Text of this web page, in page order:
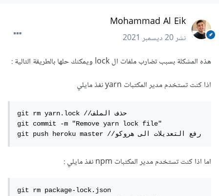
Mohammad Al Eik
نشر20 ديسمبر 2021
هذه المشكلة بسبب تضارب ملفات ال lock ويمكنك حلها بالطريقة التالية :
اذا كنت تستخدم مدير المكتبات yarn نفذ مايلي
git rm yarn.lock //حذف الملف
git commit -m "Remove yarn lock file"
git push heroku master //رفع التعديلات الى هروكو
اما اذا كنت تستخدم مدير المكتبات npm نفذ مايلي :
git rm package-lock.json